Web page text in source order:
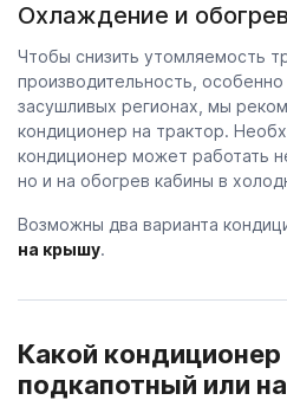
Охлаждение и
Чтобы снизить утомляемость
производительность,
засушливых регионах, мы
кондиционер на трактор.
кондиционер может работать
но и на обогрев кабины в
Возможны два варианта
на крышу.
Какой
подкапотный или